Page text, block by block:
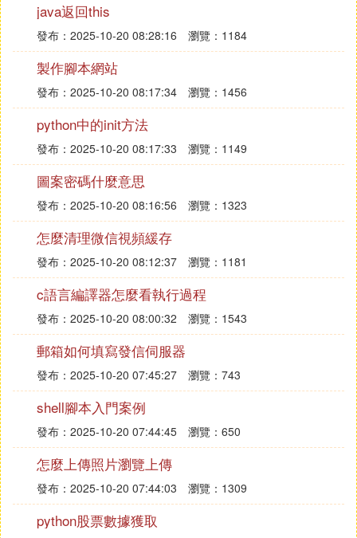
java返回this
發布：2025-10-20 08:28:16 瀏覽：1184
製作腳本網站
發布：2025-10-20 08:17:34 瀏覽：1456
python中的init方法
發布：2025-10-20 08:17:33 瀏覽：1149
圖案密碼什麼意思
發布：2025-10-20 08:16:56 瀏覽：1323
怎麼清理微信視頻緩存
發布：2025-10-20 08:12:37 瀏覽：1181
c語言編譯器怎麼看執行過程
發布：2025-10-20 08:00:32 瀏覽：1543
郵箱如何填寫發信伺服器
發布：2025-10-20 07:45:27 瀏覽：743
shell腳本入門案例
發布：2025-10-20 07:44:45 瀏覽：650
怎麼上傳照片瀏覽上傳
發布：2025-10-20 07:44:03 瀏覽：1309
python股票數據獲取